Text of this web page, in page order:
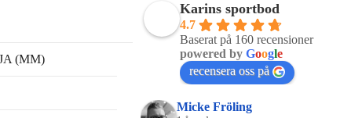
(MM)
Karins sportbod
4.7
Baserat på 160 recensioner
powered by Google
recensera oss på
Micke Fröling